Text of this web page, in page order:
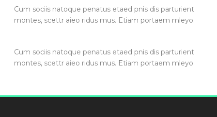
Cum sociis natoque penatus etaed pnis dis parturient
montes, scettr aieo ridus mus. Etiam portaem mleyo.
Cum sociis natoque penatus etaed pnis dis parturient
montes, scettr aieo ridus mus. Etiam portaem mleyo.